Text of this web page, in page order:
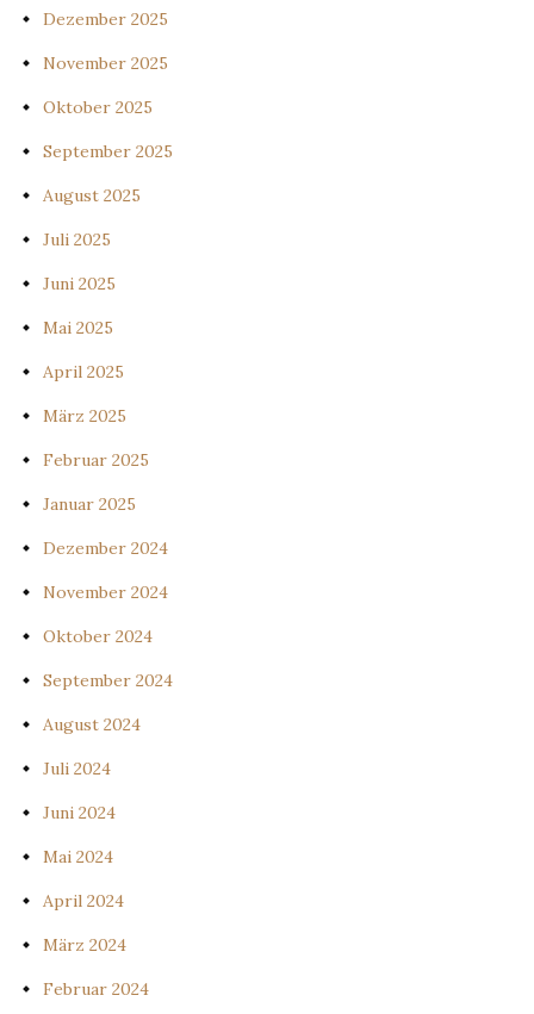
Dezember 2025
November 2025
Oktober 2025
September 2025
August 2025
Juli 2025
Juni 2025
Mai 2025
April 2025
März 2025
Februar 2025
Januar 2025
Dezember 2024
November 2024
Oktober 2024
September 2024
August 2024
Juli 2024
Juni 2024
Mai 2024
April 2024
März 2024
Februar 2024